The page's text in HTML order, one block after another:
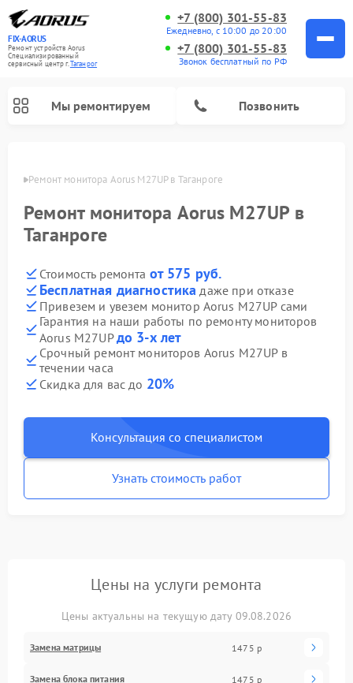
FIX-AORUS
Ремонт устройств Aorus
Специализированный
cервисный центр г.Таганрог
+7 (800) 301-55-83
Ежедневно, с 10:00 до 20:00
+7 (800) 301-55-83
Звонок бесплатный по РФ
Мы ремонтируем Позвонить
Ремонт монитора Aorus M27UP в Таганроге
Ремонт монитора Aorus M27UP в
Таганроге
Стоимость ремонта от 575 руб.
Бесплатная диагностика даже при отказе
Привезем и увезем монитор Aorus M27UP сами
Гарантия на наши работы по ремонту мониторов
Aorus M27UPдо 3-х лет
Срочный ремонт мониторов Aorus M27UP в
течении часа
Скидка для вас до 20%
Консультация со специалистом
Узнать стоимость работ
Цены на услуги ремонта
Цены актуальны на текущую дату 09.08.2026
Замена матрицы 1475 р
Замена блока питания 1475 р